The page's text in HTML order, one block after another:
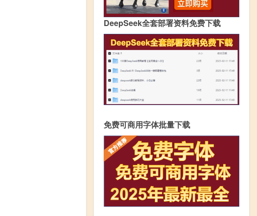
DeepSeek全套部署资料免费下载
免费可商用字体批量下载